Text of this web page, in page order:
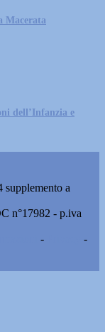
Macerata
dell’Infanzia e
a
n°17982 - p.iva
-
-